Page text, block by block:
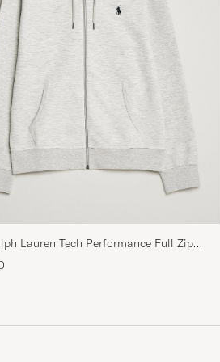
Schysst kepa!
GEKAUFT
Allt var perfekt,
alla mina
HANS-INGE P
Jag gillar den vita Polo
Cooles Cap
Lauren Tech Performance Full Zip
Heather